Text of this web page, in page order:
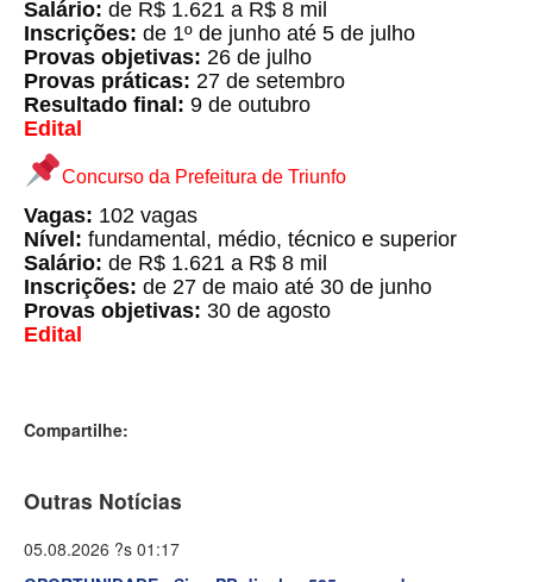
Salário: de R$ 1.621 a R$ 8 mil
Inscrições: de 1º de junho até 5 de julho
Provas objetivas: 26 de julho
Provas práticas: 27 de setembro
Resultado final: 9 de outubro
Edital
Concurso da Prefeitura de Triunfo
Vagas: 102 vagas
Nível: fundamental, médio, técnico e superior
Salário: de R$ 1.621 a R$ 8 mil
Inscrições: de 27 de maio até 30 de junho
Provas objetivas: 30 de agosto
Edital
Compartilhe:
Outras Notícias
05.08.2026 ?s 01:17